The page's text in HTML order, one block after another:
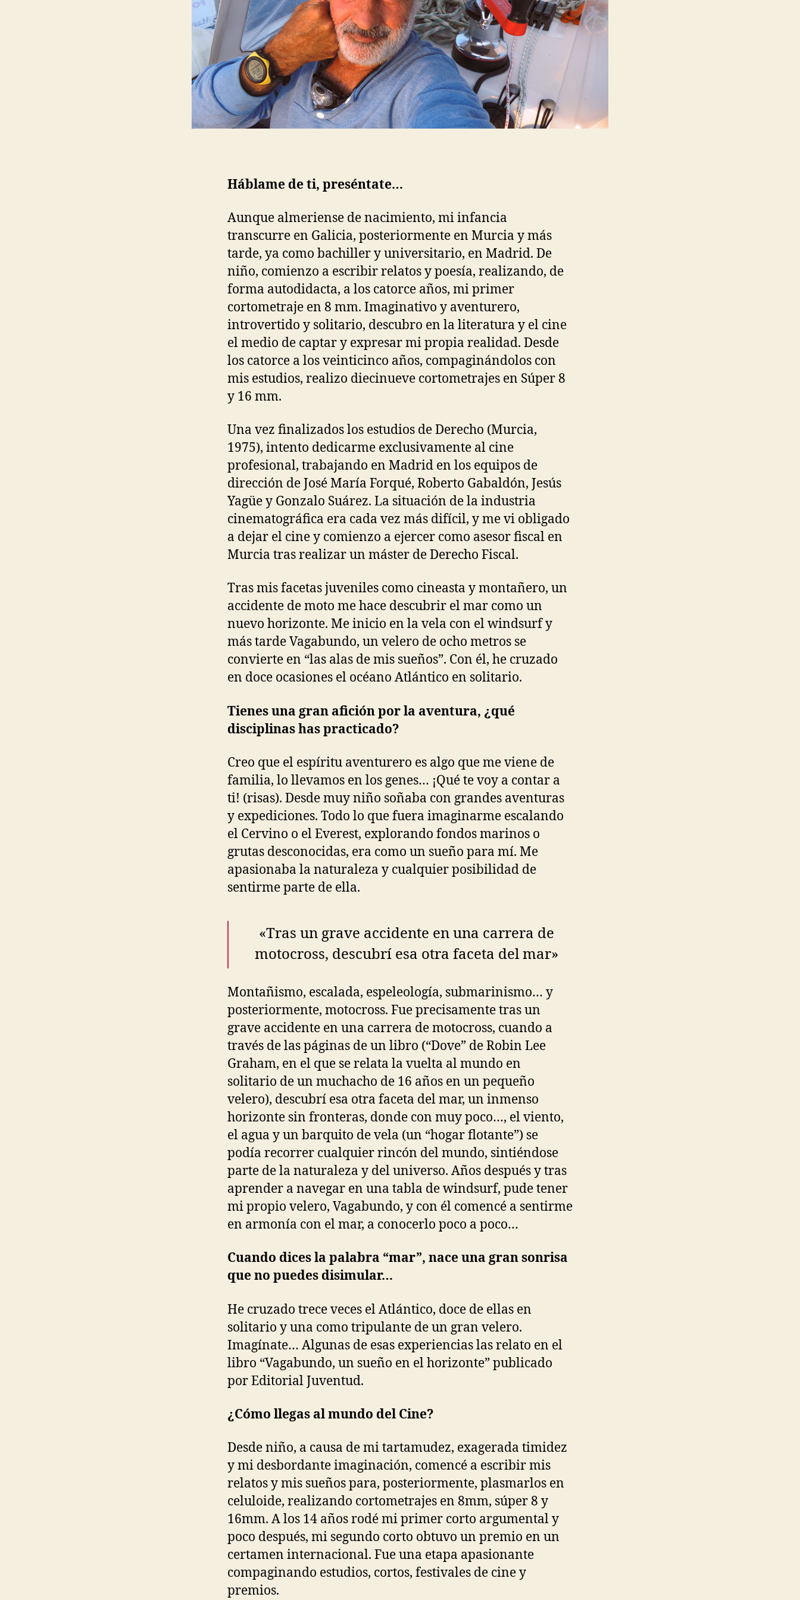
Háblame de ti, preséntate…
Aunque almeriense de nacimiento, mi infancia
transcurre en Galicia, posteriormente en Murcia y más
tarde, ya como bachiller y universitario, en Madrid. De
niño, comienzo a escribir relatos y poesía, realizando, de
forma autodidacta, a los catorce años, mi primer
cortometraje en 8 mm. Imaginativo y aventurero,
introvertido y solitario, descubro en la literatura y el cine
el medio de captar y expresar mi propia realidad. Desde
los catorce a los veinticinco años, compaginándolos con
mis estudios, realizo diecinueve cortometrajes en Súper 8
y 16 mm.
Una vez finalizados los estudios de Derecho (Murcia,
1975), intento dedicarme exclusivamente al cine
profesional, trabajando en Madrid en los equipos de
dirección de José María Forqué, Roberto Gabaldón, Jesús
Yagüe y Gonzalo Suárez. La situación de la industria
cinematográfica era cada vez más difícil, y me vi obligado
a dejar el cine y comienzo a ejercer como asesor fiscal en
Murcia tras realizar un máster de Derecho Fiscal.
Tras mis facetas juveniles como cineasta y montañero, un
accidente de moto me hace descubrir el mar como un
nuevo horizonte. Me inicio en la vela con el windsurf y
más tarde Vagabundo, un velero de ocho metros se
convierte en “las alas de mis sueños”. Con él, he cruzado
en doce ocasiones el océano Atlántico en solitario.
Tienes una gran afición por la aventura, ¿qué
disciplinas has practicado?
Creo que el espíritu aventurero es algo que me viene de
familia, lo llevamos en los genes… ¡Qué te voy a contar a
ti! (risas). Desde muy niño soñaba con grandes aventuras
y expediciones. Todo lo que fuera imaginarme escalando
el Cervino o el Everest, explorando fondos marinos o
grutas desconocidas, era como un sueño para mí. Me
apasionaba la naturaleza y cualquier posibilidad de
sentirme parte de ella.
«Tras un grave accidente en una carrera de
motocross, descubrí esa otra faceta del mar»
Montañismo, escalada, espeleología, submarinismo… y
posteriormente, motocross. Fue precisamente tras un
grave accidente en una carrera de motocross, cuando a
través de las páginas de un libro (“Dove” de Robin Lee
Graham, en el que se relata la vuelta al mundo en
solitario de un muchacho de 16 años en un pequeño
velero), descubrí esa otra faceta del mar, un inmenso
horizonte sin fronteras, donde con muy poco…, el viento,
el agua y un barquito de vela (un “hogar flotante”) se
podía recorrer cualquier rincón del mundo, sintiéndose
parte de la naturaleza y del universo. Años después y tras
aprender a navegar en una tabla de windsurf, pude tener
mi propio velero, Vagabundo, y con él comencé a sentirme
en armonía con el mar, a conocerlo poco a poco…
Cuando dices la palabra “mar”, nace una gran sonrisa
que no puedes disimular…
He cruzado trece veces el Atlántico, doce de ellas en
solitario y una como tripulante de un gran velero.
Imagínate… Algunas de esas experiencias las relato en el
libro “Vagabundo, un sueño en el horizonte” publicado
por Editorial Juventud.
¿Cómo llegas al mundo del Cine?
Desde niño, a causa de mi tartamudez, exagerada timidez
y mi desbordante imaginación, comencé a escribir mis
relatos y mis sueños para, posteriormente, plasmarlos en
celuloide, realizando cortometrajes en 8mm, súper 8 y
16mm. A los 14 años rodé mi primer corto argumental y
poco después, mi segundo corto obtuvo un premio en un
certamen internacional. Fue una etapa apasionante
compaginando estudios, cortos, festivales de cine y
premios.